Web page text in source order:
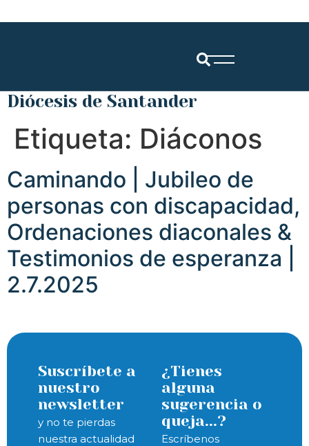
Diócesis de Santander
Etiqueta: Diáconos
Caminando | Jubileo de
personas con discapacidad,
Ordenaciones diaconales &
Testimonios de esperanza |
2.7.2025
Suscríbete a
nuestro
newsletter
y no te pierdas
nuestra actualidad
¿Tienes
alguna
sugerencia o
queja...?
Escríbenos